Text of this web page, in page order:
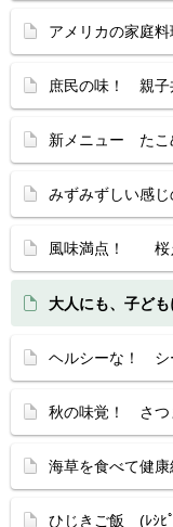
アメリカの家庭
庶民の味！ 親子
新メニュー た
みずみずしい感
風味満点！ 桜
大人にも、子ど
ヘルシーな！ シ
秋の味覚！ さつ
海草を食べて健
ひじきご飯 (ﾚｼﾋ